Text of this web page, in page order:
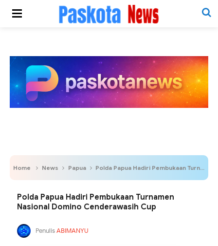
Home News Papua Polda Papua Hadiri Pembukaan Turnamen Nasional Domino Cenderawasih Cup
Polda Papua Hadiri Pembukaan Turnamen
Nasional Domino Cenderawasih Cup
PenulisABIMANYU